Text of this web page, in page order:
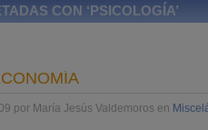
CON ‘PSICOLOGÍA’
por María Jesús Valdemoros en